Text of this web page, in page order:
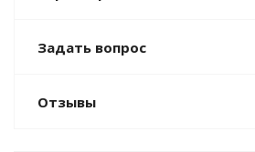
Задать вопрос
Отзывы